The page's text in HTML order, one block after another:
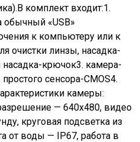
комплект входит:1.
обычный «USB»
к компьютеру или к
очистки линзы, насадка-
насадка-крючок3. камера-
сенсора-CMOS4.
камеры:
— 640х480, видео
круговая подсветка из
от воды — IP67, работа в